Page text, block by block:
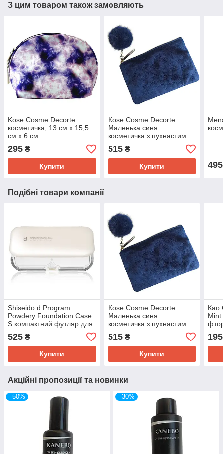
З цим товаром також замовляють
Kose Cosme Decorte
косметичка, 13 см х 15,5
см х 6 см
295 ₴
Купити
Kose Cosme Decorte
Маленька синя
косметичка з пухнастим
брелочком, 18 х 12 см
515₴
Купити 495
Подібні товари компанії
Shiseido d Program
Powdery Foundation Case
S компактний футляр для
63х119х17
525 ₴
Купити
Kose Cosme Decorte
Маленька синя
косметичка з пухнастим
515₴
Купити
Као
Mint
195
Акційні пропозиції та новинки
–50% –30%